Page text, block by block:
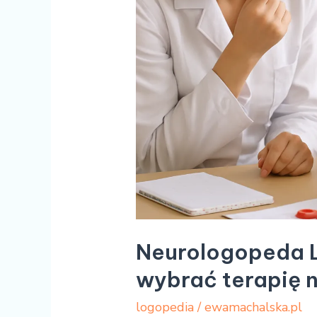
Neurologopeda
wybrać terapię
logopedia/ewamachalska.pl